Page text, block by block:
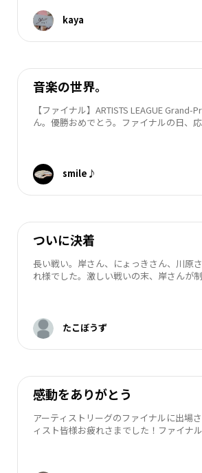
kaya
音楽の世界。
【ファイナル】ARTISTS LEAGUE Grand-
ん。優勝おめでとう。ファイナルの日、
smile♪
ついに決着
長い戦い。岸さん、にょっきさん、川原
れ様でした。激しい戦いの末、岸さんが
たこぼうず
感動をありがとう
アーティストリーグのファイナルに出場
ィスト皆様お疲れさまでした！ファイナ